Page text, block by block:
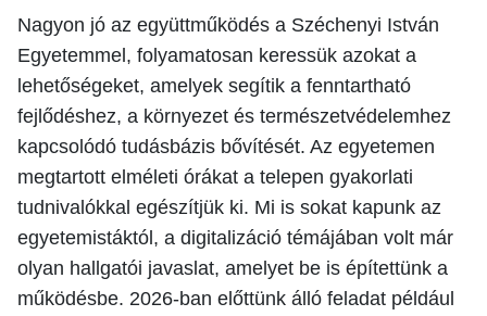
Nagyon jó az együttműködés a Széchenyi István
Egyetemmel, folyamatosan keressük azokat a
lehetőségeket, amelyek segítik a fenntartható
fejlődéshez, a környezet és természetvédelemhez
kapcsolódó tudásbázis bővítését. Az egyetemen
megtartott elméleti órákat a telepen gyakorlati
tudnivalókkal egészítjük ki. Mi is sokat kapunk az
egyetemistáktól, a digitalizáció témájában volt már
olyan hallgatói javaslat, amelyet be is építettünk a
működésbe. 2026-ban előttünk álló feladat például